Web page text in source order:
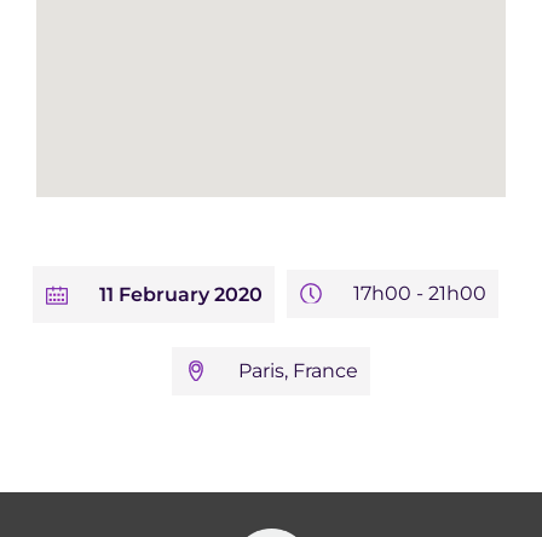
11 February 2020 17h00 - 21h00
Paris, France